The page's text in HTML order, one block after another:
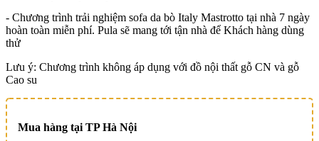
- Chương trình trải nghiệm sofa da bò Italy Mastrotto tại nhà 7 ngày
hoàn toàn miễn phí. Pula sẽ mang tới tận nhà để Khách hàng dùng
thử
Lưu ý: Chương trình không áp dụng với đồ nội thất gỗ CN và gỗ
Cao su
Mua hàng tại TP Hà Nội